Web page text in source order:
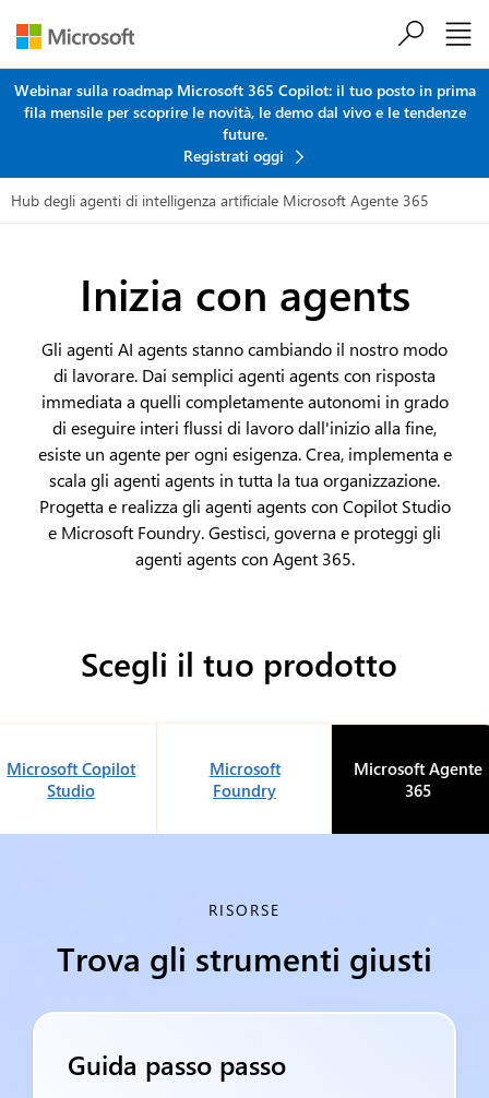
Webinar sulla roadmap Microsoft 365 Copilot: il tuo posto in prima
fila mensile per scoprire le novità, le demo dal vivo e le tendenze
future.
Registrati oggi
Hub degli agenti di intelligenza artificiale Microsoft Agente 365
Inizia con agents
Gli agenti AI agents stanno cambiando il nostro modo
di lavorare. Dai semplici agenti agents con risposta
immediata a quelli completamente autonomi in grado
di eseguire interi flussi di lavoro dall'inizio alla fine,
esiste un agente per ogni esigenza. Crea, implementa e
scala gli agenti agents in tutta la tua organizzazione.
Progetta e realizza gli agenti agents con Copilot Studio
e Microsoft Foundry. Gestisci, governa e proteggi gli
agenti agents con Agent 365.
Scegli il tuo prodotto
Microsoft Copilot
Studio
Microsoft
Foundry
Microsoft Agente
365
RISORSE
Trova gli strumenti giusti
Guida passo passo